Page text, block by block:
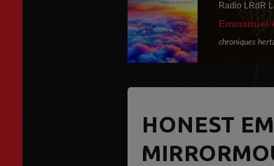
Radio LRdR
Emmanuel
chroniques
HONEST